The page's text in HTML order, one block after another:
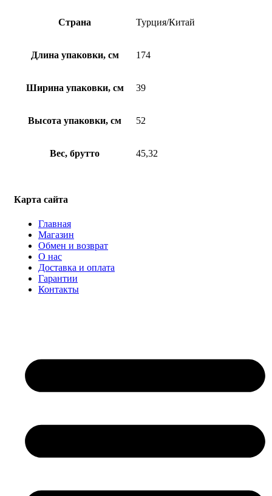
Страна Турция/Китай
Длина упаковки, см 174
Ширина упаковки, см 39
Высота упаковки, см 52
Вес, брутто 45,32
Карта сайта
Главная
Магазин
Обмен и возврат
О нас
Доставка и оплата
Гарантии
Контакты